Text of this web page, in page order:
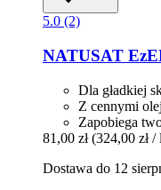
5.0 (2)
NATUSAT
Dla gładkiej
Z cennymi
Zapobiega
81,00 zł (324,00 zł /
Dostawa do 12